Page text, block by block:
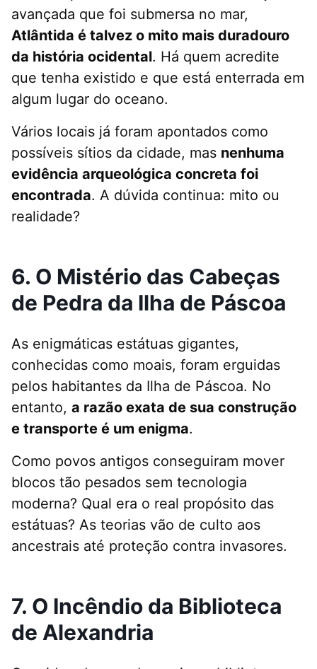
avançada que foi submersa no mar,
Atlântida é talvez o mito mais duradouro
da história ocidental. Há quem acredite
que tenha existido e que está enterrada em
algum lugar do oceano.
Vários locais já foram apontados como
possíveis sítios da cidade, mas nenhuma
evidência arqueológica concreta foi
encontrada. A dúvida continua: mito ou
realidade?
6. O Mistério das Cabeças
de Pedra da Ilha de Páscoa
As enigmáticas estátuas gigantes,
conhecidas como moais, foram erguidas
pelos habitantes da Ilha de Páscoa. No
entanto, a razão exata de sua construção
e transporte é um enigma.
Como povos antigos conseguiram mover
blocos tão pesados sem tecnologia
moderna? Qual era o real propósito das
estátuas? As teorias vão de culto aos
ancestrais até proteção contra invasores.
7. O Incêndio da Biblioteca
de Alexandria